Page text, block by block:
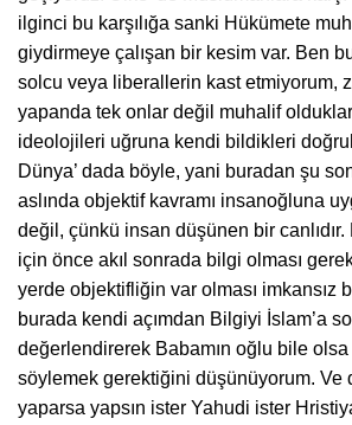
ilginci bu karşılığa sanki Hükümete
giydirmeye çalışan bir kesim var. Ben
solcu veya liberallerin kast etmiyorum,
yapanda tek onlar değil muhalif
ideolojileri uğruna kendi bildikleri
Dünya’ dada böyle, yani buradan şu
aslında objektif kavramı insanoğluna
değil, çünkü insan düşünen bir canlıdır.
için önce akıl sonrada bilgi olması
yerde objektifliğin var olması imkansız
burada kendi açımdan Bilgiyi İslam’a
değerlendirerek Babamın oğlu bile olsa
söylemek gerektiğini düşünüyorum. Ve
yaparsa yapsın ister Yahudi ister